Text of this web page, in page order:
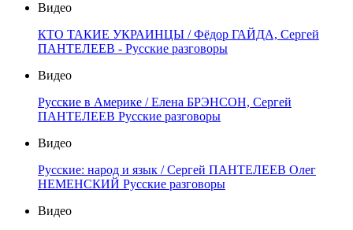
Видео
КТО ТАКИЕ УКРАИНЦЫ / Фёдор ГАЙДА, Сергей
ПАНТЕЛЕЕВ - Русские разговоры
Видео
Русские в Америке / Елена БРЭНСОН, Сергей
ПАНТЕЛЕЕВ Русские разговоры
Видео
Русские: народ и язык / Сергей ПАНТЕЛЕЕВ Олег
НЕМЕНСКИЙ Русские разговоры
Видео